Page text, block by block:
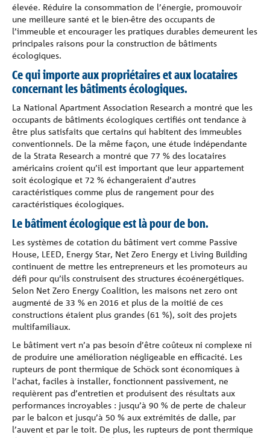
élevée. Réduire la consommation de l’énergie, promouvoir
une meilleure santé et le bien-être des occupants de
l’immeuble et encourager les pratiques durables demeurent les
principales raisons pour la construction de bâtiments
écologiques.
Ce qui importe aux propriétaires et aux locataires
concernant les bâtiments écologiques.
La National Apartment Association Research a montré que les
occupants de bâtiments écologiques certifiés ont tendance à
être plus satisfaits que certains qui habitent des immeubles
conventionnels. De la même façon, une étude indépendante
de la Strata Research a montré que 77 % des locataires
américains croient qu’il est important que leur appartement
soit écologique et 72 % échangeraient d’autres
caractéristiques comme plus de rangement pour des
caractéristiques écologiques.
Le bâtiment écologique est là pour de bon.
Les systèmes de cotation du bâtiment vert comme Passive
House, LEED, Energy Star, Net Zero Energy et Living Building
continuent de mettre les entrepreneurs et les promoteurs au
défi pour qu’ils construisent des structures écoénergétiques.
Selon Net Zero Energy Coalition, les maisons net zero ont
augmenté de 33 % en 2016 et plus de la moitié de ces
constructions étaient plus grandes (61 %), soit des projets
multifamiliaux.
Le bâtiment vert n’a pas besoin d’être coûteux ni complexe ni
de produire une amélioration négligeable en efficacité. Les
rupteurs de pont thermique de Schöck sont économiques à
l’achat, faciles à installer, fonctionnent passivement, ne
requièrent pas d’entretien et produisent des résultats aux
performances incroyables : jusqu’à 90 % de perte de chaleur
par le balcon et jusqu’à 50 % aux extrémités de dalle, par
l’auvent et par le toit. De plus, les rupteurs de pont thermique